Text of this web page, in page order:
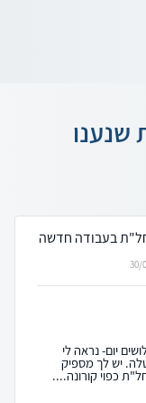
שנענו
בעבודה חדשה
30/
יום- נראה לי
יש לך מספיק
כפוי קורונה....